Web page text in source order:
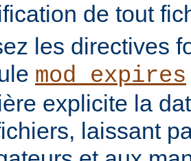
de tout
les directives
mod_expires
explicite la
laissant